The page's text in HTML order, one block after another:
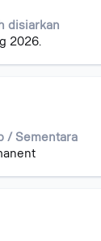
disiarkan
2026.
/ Sementara